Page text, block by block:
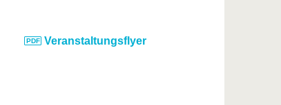
Veranstaltungsflyer